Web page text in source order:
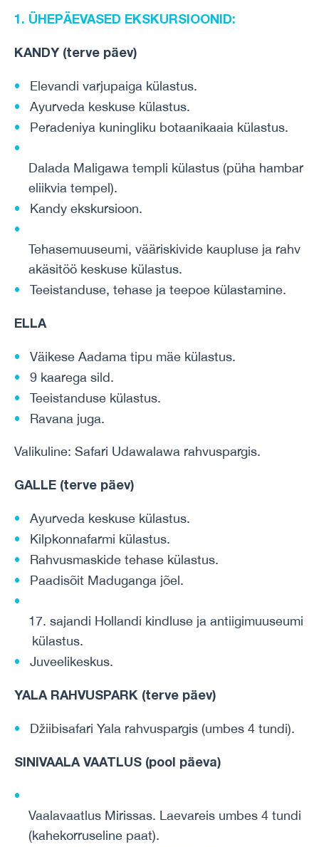
1. ÜHEPÄEVASED EKSKURSIOONID:
KANDY (terve päev)
Elevandi varjupaiga külastus.
Ayurveda keskuse külastus.
Peradeniya kuningliku botaanikaaia külastus.
Dalada Maligawa templi külastus (püha hambar
eliikvia tempel).
Kandy ekskursioon.
Tehasemuuseumi, vääriskivide kaupluse ja rahv
akäsitöö keskuse külastus.
Teeistanduse, tehase ja teepoe külastamine.
ELLA
Väikese Aadama tipu mäe külastus.
9 kaarega sild.
Teeistanduse külastus.
Ravana juga.
Valikuline: Safari Udawalawa rahvuspargis.
GALLE (terve päev)
Ayurveda keskuse külastus.
Kilpkonnafarmi külastus.
Rahvusmaskide tehase külastus.
Paadisõit Maduganga jõel.
17. sajandi Hollandi kindluse ja antiigimuuseumi
külastus.
Juveelikeskus.
YALA RAHVUSPARK (terve päev)
Džiibisafari Yala rahvuspargis (umbes 4 tundi).
SINIVAALA VAATLUS (pool päeva)
Vaalavaatlus Mirissas. Laevareis umbes 4 tundi
(kahekorruseline paat).